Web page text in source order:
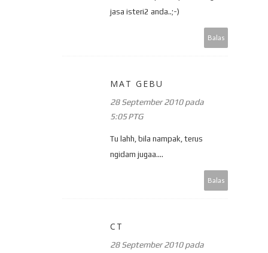
jasa isteri2 anda..;-)
Balas
MAT GEBU
28 September 2010 pada
5:05 PTG
Tu lahh, bila nampak, terus
ngidam jugaa....
Balas
CT
28 September 2010 pada